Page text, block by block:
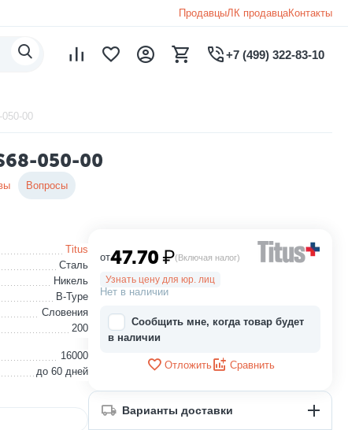
ПродавцыЛК продавцаКонтакты
+7 (499) 322-83-10
00
050-00
Вопросы
Titus
Сталь
Никель
B-Type
Словения
200
16000
до 60 дней
от47.70₽(Включая налог)
Узнать цену для юр. лиц
Нет в наличии
Сообщить мне, когда товар будет
в наличии
Отложить Сравнить
Варианты доставки